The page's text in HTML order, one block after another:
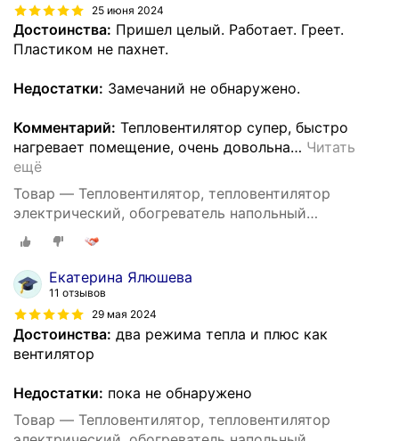
25 июня 2024
Достоинства: Пришел целый. Работает. Греет.
Пластиком не пахнет.
Недостатки: Замечаний не обнаружено.
Комментарий: Тепловентилятор супер, быстро
нагревает помещение, очень довольна… Читать
ещё
Товар — Тепловентилятор, тепловентилятор
электрический, обогреватель напольный
настольный, 2000 Вт, для дома, регулировка
температуры
Екатерина Ялюшева
11 отзывов
29 мая 2024
Достоинства: два режима тепла и плюс как
вентилятор
Недостатки: пока не обнаружено
Товар — Тепловентилятор, тепловентилятор